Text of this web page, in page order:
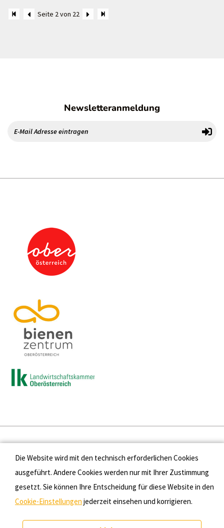
Seite 2 von 22
Newsletteranmeldung
Presse
Kontakt
Datenschutz
Die Website wird mit den technisch erforderlichen Cookies
ausgeführt. Andere Cookies werden nur mit Ihrer Zustimmung
gesetzt. Sie können Ihre Entscheidung für diese Website in den
Cookie-Einstellungen jederzeit einsehen und korrigieren.